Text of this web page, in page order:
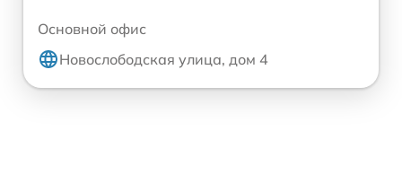
Основной офис
Новослободская улица, дом 4